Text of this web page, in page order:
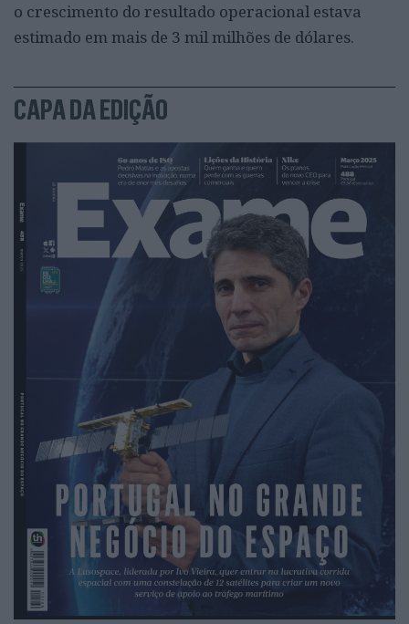
o crescimento do resultado operacional estava
estimado em mais de 3 mil milhões de dólares.
CAPA DA EDIÇÃO